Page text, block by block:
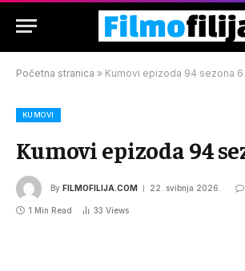
Početna stranica » Kumovi epizoda 94 sezona 6
KUMOVI
Kumovi epizoda 94
By FILMOFILIJA.COM 22. svibnja 2026.
1 Min Read 33 Views